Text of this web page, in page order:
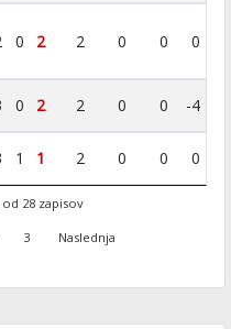
0 2 2 0 0 0
0 2 2 0 0 -4
1 1 2 0 0 0
28 zapisov
3 Naslednja